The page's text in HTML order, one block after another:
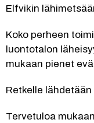
Elfvikin
Koko perheen
luontotalon
mukaan pienet
Retkelle
Tervetuloa